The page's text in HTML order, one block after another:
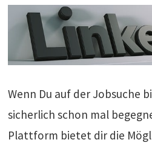
Wenn Du auf der Jobsuche
sicherlich schon mal
Plattform bietet dir die